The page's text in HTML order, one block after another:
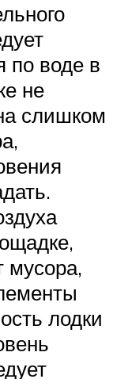
по воде в
не
слишком
мусора,
лодки